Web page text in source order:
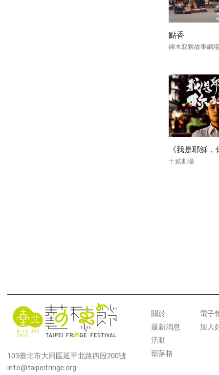
點香
磚木取夥故事劇場
《我是耶穌
十貳劇場
103臺北市大同區延平北路四段200號
info@taipeifringe.org
關於
最新消息
活動
部落格
電子
加入